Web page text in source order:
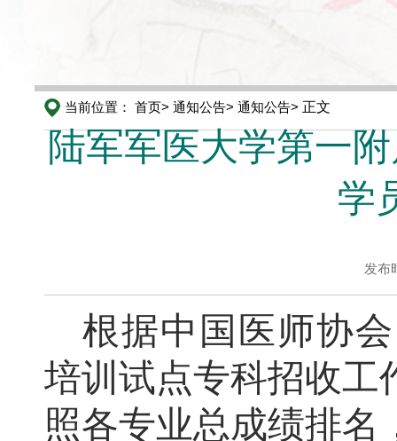
当前位置： 首页> 通知公告> 通知公告> 正文
陆军军医大学第一
学
发布
根据中国医师协会
培训试点专科招收工
照各专业总成绩排名